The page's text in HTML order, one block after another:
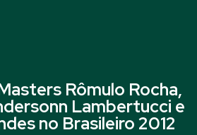
Rômulo Rocha,
Lambertucci e
no Brasileiro 2012